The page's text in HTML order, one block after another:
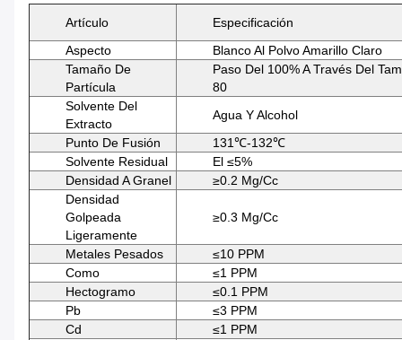
Artículo
Especificación
Aspecto
Blanco Al Polvo Amarillo Claro
Tamaño De
Partícula
Paso Del 100% A Través Del
80
Solvente Del
Extracto
Agua Y Alcohol
Punto De Fusión
131℃-132℃
Solvente Residual
El ≤5%
Densidad A Granel
≥0.2 Mg/cc
Densidad
Golpeada
Ligeramente
≥0.3 Mg/cc
Metales Pesados
≤10 PPM
Como
≤1 PPM
Hectogramo
≤0.1 PPM
Pb
≤3 PPM
Cd
≤1 PPM